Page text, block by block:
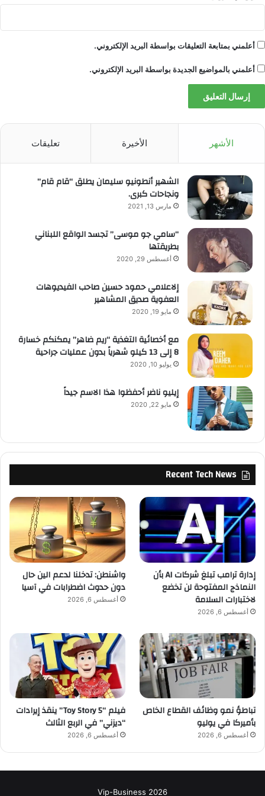
أعلمني بمتابعة التعليقات بواسطة البريد الإلكتروني.
أعلمني بالمواضيع الجديدة بواسطة البريد الإلكتروني.
الأشهر الأخيرة تعليقات
الشهير أنطونيو سليمان يطلق “قام قام”
ونجاحات كبرى.
مارس 13, 2021
“سامي جو موسى” تجسد الواقع اللبناني
بطريقتها
أغسطس 29, 2020
إلاعلامي حمود حسين صاحب الفيديوهات
العفوية صديق المشاهير
مايو 19, 2020
مع أخصائية التغذية “ريم ضاهر” يمكنكم خسارة
8 إلى 13 كيلو شهرياً بدون عمليات جراحية
يوليو 10, 2020
إيليو ناضر أحفظوا هذا الاسم جيداً
مايو 22, 2020
Recent Tech News
إدارة ترامب تبلغ شركات AI بأن
النماذج المفتوحة لن تخضع
لاختبارات السلامة
أغسطس 6, 2026
واشنطن: تدخلنا لدعم الين حال
دون حدوث اضطرابات في آسيا
أغسطس 6, 2026
تباطؤ نمو وظائف القطاع الخاص
بأميركا في يوليو
أغسطس 6, 2026
فيلم “Toy Story 5” ينقذ إيرادات
“ديزني” في الربع الثالث
أغسطس 6, 2026
Vip-Business 2026